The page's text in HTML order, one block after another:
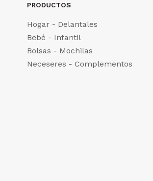
PRODUCTOS
Hogar - Delantales
Bebé - Infantil
Bolsas - Mochilas
Neceseres - Complementos